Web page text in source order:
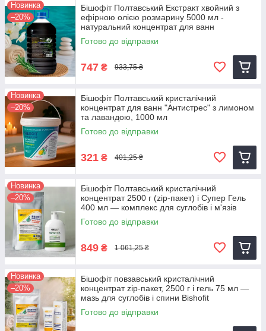
Новинка
–20%
Бішофіт Полтавський Екстракт хвойний з
ефірною олією розмарину 5000 мл -
натуральний концентрат для ванн
Готово до відправки
747 ₴ 933,75 ₴
Новинка
–20%
Бішофіт Полтавський кристалічний
концентрат для ванн "Антистрес" з лимоном
та лавандою, 1000 мл
Готово до відправки
321 ₴ 401,25 ₴
Новинка
–20%
Бішофіт Полтавський кристалічний
концентрат 2500 г (zip-пакет) і Супер Гель
400 мл — комплекс для суглобів і м'язів
Готово до відправки
849 ₴ 1 061,25 ₴
Новинка
–20%
Бішофіт повзавський кристалічний
концентрат zip-пакет, 2500 г і гель 75 мл —
мазь для суглобів і спини Bishofit
Готово до відправки